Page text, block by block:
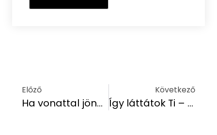
Előző
Ha vonattal jönnél hozzánk Zamárdiba, erre is figyelj!
Következő
Így láttátok Ti – Balogh József élményei a IX. Nemzetközi Hethland Balatoni Feeder Kupáról